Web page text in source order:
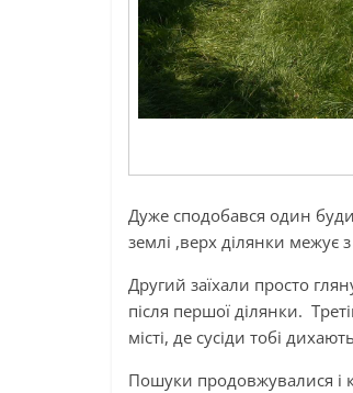
Дуже сподобався один
землі ,верх ділянки межує
Другий заїхали просто
після першої ділянки.
місті, де сусіди тобі
Пошуки продовжувалися і